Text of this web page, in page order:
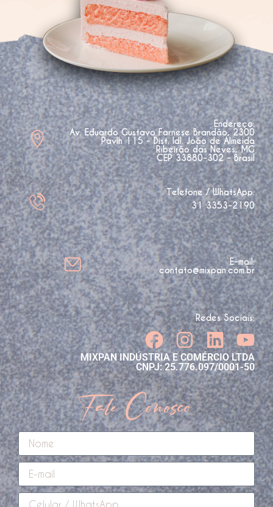
Endereço:
Av. Eduardo Gustavo Farnese Brandão, 2300
Pavlh 115 - Dist. Idl. João de Almeida
Ribeirão das Neves, MG
CEP 33880-302 - Brasil
Telefone / WhatsApp:
31 3353-2190
E-mail:
contato@mixpan.com.br
Redes Sociais:
MIXPAN INDÚSTRIA E COMÉRCIO LTDA
CNPJ: 25.776.097/0001-50
Fale Conosco